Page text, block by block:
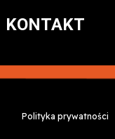
KONTAKT
Polityka prywatności